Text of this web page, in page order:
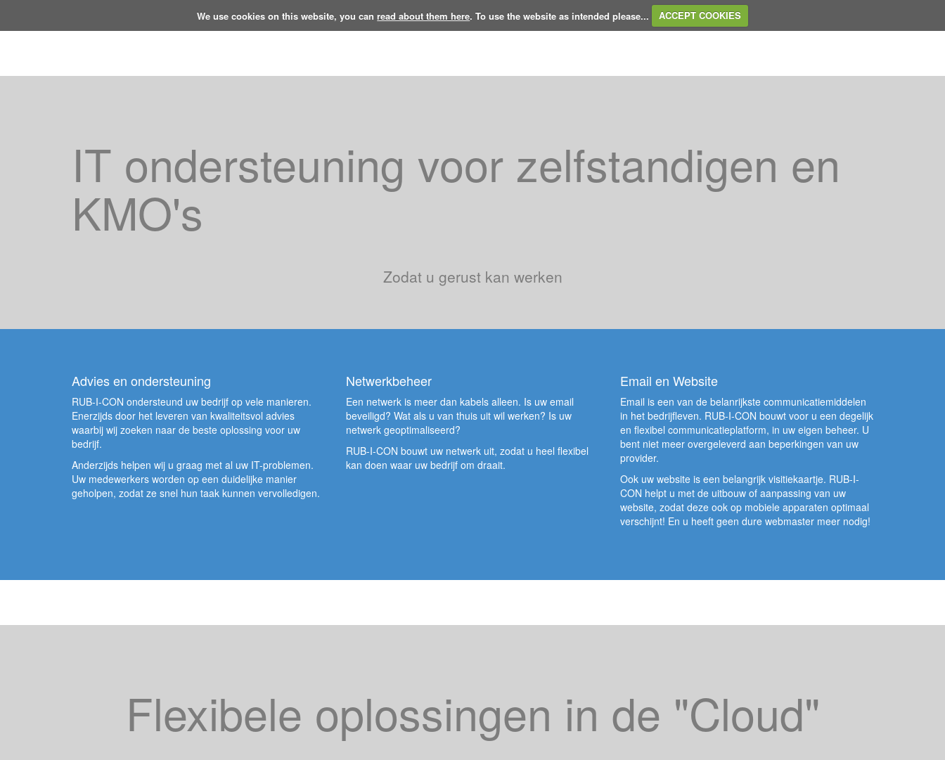
We use cookies on this website, you canread about them here. To use the website as intended please... ACCEPT COOKIES
RUB-I-CON Home Contact us Support
IT ondersteuning voor zelfstandigen en
KMO's
Zodat u gerust kan werken
Advies en ondersteuning
RUB-I-CON ondersteund uw bedrijf op vele manieren.
Enerzijds door het leveren van kwaliteitsvol advies
waarbij wij zoeken naar de beste oplossing voor uw
bedrijf.
Anderzijds helpen wij u graag met al uw IT-problemen.
Uw medewerkers worden op een duidelijke manier
geholpen, zodat ze snel hun taak kunnen vervolledigen.
Netwerkbeheer
Een netwerk is meer dan kabels alleen. Is uw email
beveiligd? Wat als u van thuis uit wil werken? Is uw
netwerk geoptimaliseerd?
RUB-I-CON bouwt uw netwerk uit, zodat u heel flexibel
kan doen waar uw bedrijf om draait.
Email en Website
Email is een van de belanrijkste communicatiemiddelen
in het bedrijfleven. RUB-I-CON bouwt voor u een degelijk
en flexibel communicatieplatform, in uw eigen beheer. U
bent niet meer overgeleverd aan beperkingen van uw
provider.
Ook uw website is een belangrijk visitiekaartje. RUB-I-
CON helpt u met de uitbouw of aanpassing van uw
website, zodat deze ook op mobiele apparaten optimaal
verschijnt! En u heeft geen dure webmaster meer nodig!
Flexibele oplossingen in de "Cloud"